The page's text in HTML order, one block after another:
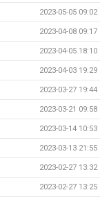
2023-05-05 09:02
2023-04-08 09:17
2023-04-05 18:10
2023-04-03 19:29
2023-03-27 19:44
2023-03-21 09:58
2023-03-14 10:53
2023-03-13 21:55
2023-02-27 13:32
2023-02-27 13:25